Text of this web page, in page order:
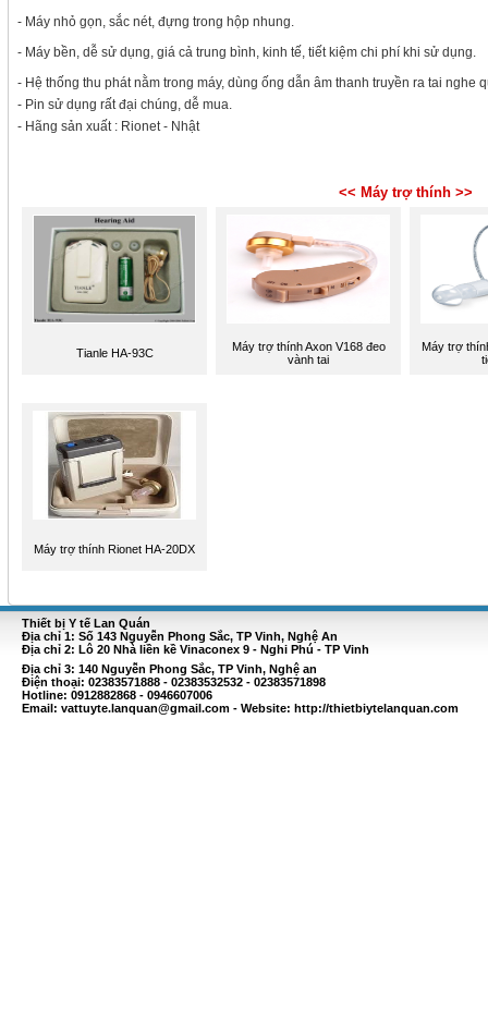
- Máy nhỏ gọn, sắc nét, đựng trong hộp nhung.
- Máy bền, dễ sử dụng, giá cả trung bình, kinh tế, tiết kiệm chi phí khi sử dụng.
- Hệ thống thu phát nằm trong máy, dùng ống dẫn âm thanh truyền ra tai nghe
- Pin sử dụng rất đại chúng, dễ mua.
- Hãng sản xuất : Rionet - Nhật
<< Máy trợ thính >>
Tianle HA-93C
Máy trợ thính Axon V168 đeo
vành tai
Máy trợ
Máy trợ thính Rionet HA-20DX
Thiết bị Y tế Lan Quán
Địa chỉ 1: Số 143 Nguyễn Phong Sắc, TP Vinh, Nghệ An
Địa chỉ 2: Lô 20 Nhà liền kề Vinaconex 9 - Nghi Phú - TP Vinh
Địa chỉ 3: 140 Nguyễn Phong Sắc, TP Vinh, Nghệ an
Điện thoại: 02383571888 - 02383532532 - 02383571898
Hotline: 0912882868 - 0946607006
Email: vattuyte.lanquan@gmail.com - Website: http://thietbiytelanquan.com